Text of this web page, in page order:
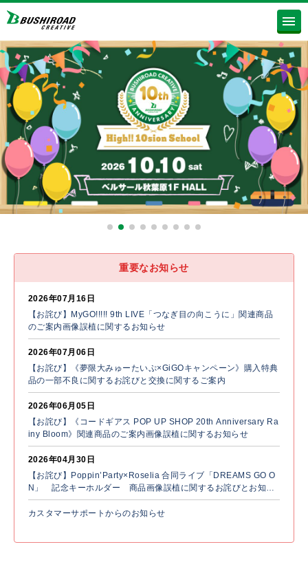
重要なお知らせ
2026年07月16日
【お詫び】MyGO!!!!! 9th LIVE「つなぎ目の向こうに」関連商品
のご案内画像誤植に関するお知らせ
2026年07月06日
【お詫び】《夢限大みゅーたいぷ×GiGOキャンペーン》購入特典
品の一部不良に関するお詫びと交換に関するご案内
2026年06月05日
【お詫び】《コードギアス POP UP SHOP 20th Anniversary Ra
iny Bloom》関連商品のご案内画像誤植に関するお知らせ
2026年04月30日
【お詫び】Poppin’Party×Roselia 合同ライブ「DREAMS GO O
N」 記念キーホルダー 商品画像誤植に関するお詫びとお知ら
せ
カスタマーサポートからのお知らせ